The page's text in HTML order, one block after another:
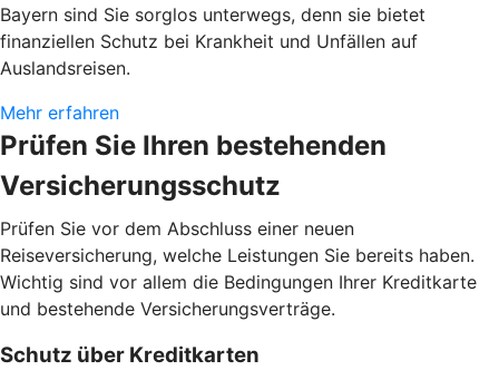
Bayern sind Sie sorglos unterwegs, denn sie bietet
finanziellen Schutz bei Krankheit und Unfällen auf
Auslandsreisen.
Mehr erfahren
Prüfen Sie Ihren bestehenden
Versicherungsschutz
Prüfen Sie vor dem Abschluss einer neuen
Reiseversicherung, welche Leistungen Sie bereits haben.
Wichtig sind vor allem die Bedingungen Ihrer Kreditkarte
und bestehende Versicherungsverträge.
Schutz über Kreditkarten